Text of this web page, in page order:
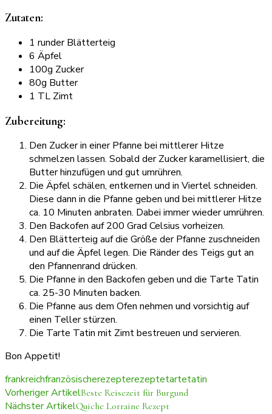
Zutaten:
1 runder Blätterteig
6 Äpfel
100g Zucker
80g Butter
1 TL Zimt
Zubereitung:
Den Zucker in einer Pfanne bei mittlerer Hitze
schmelzen lassen. Sobald der Zucker karamellisiert, die
Butter hinzufügen und gut umrühren.
Die Äpfel schälen, entkernen und in Viertel schneiden.
Diese dann in die Pfanne geben und bei mittlerer Hitze
ca. 10 Minuten anbraten. Dabei immer wieder umrühren.
Den Backofen auf 200 Grad Celsius vorheizen.
Den Blätterteig auf die Größe der Pfanne zuschneiden
und auf die Äpfel legen. Die Ränder des Teigs gut an
den Pfannenrand drücken.
Die Pfanne in den Backofen geben und die Tarte Tatin
ca. 25-30 Minuten backen.
Die Pfanne aus dem Ofen nehmen und vorsichtig auf
einen Teller stürzen.
Die Tarte Tatin mit Zimt bestreuen und servieren.
Bon Appetit!
frankreichfranzösischerezepterezeptetartetatin
Beitragsnavigation
Vorheriger ArtikelBeste Reisezeit für Burgund
Nächster ArtikelQuiche Lorraine Rezept